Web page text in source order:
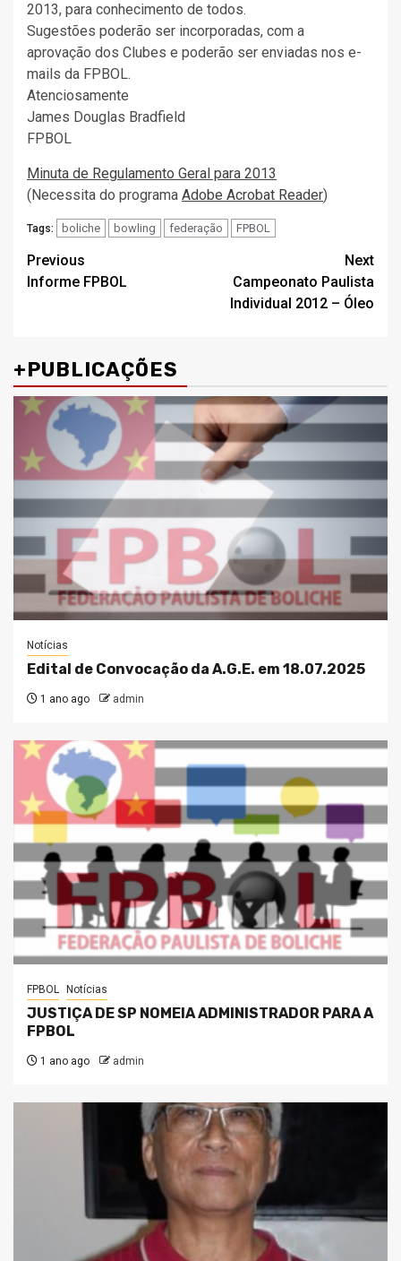
2013, para conhecimento de todos.
Sugestões poderão ser incorporadas, com a
aprovação dos Clubes e poderão ser enviadas nos e-
mails da FPBOL.
Atenciosamente
James Douglas Bradfield
FPBOL
Minuta de Regulamento Geral para 2013
(Necessita do programa Adobe Acrobat Reader)
Tags: boliche bowling federação FPBOL
Post
navigation
Previous
Informe FPBOL
Next
Campeonato Paulista
Individual 2012 – Óleo
+PUBLICAÇÕES
Notícias
Edital de Convocação da A.G.E. em 18.07.2025
1 ano ago admin
FPBOL Notícias
JUSTIÇA DE SP NOMEIA ADMINISTRADOR PARA A
FPBOL
1 ano ago admin